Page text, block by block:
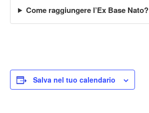
Come raggiungere l’Ex Base Nato?
Salva nel tuo calendario